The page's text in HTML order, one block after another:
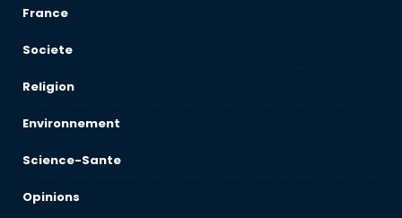
France
Societe
Religion
Environnement
Science-Sante
Opinions